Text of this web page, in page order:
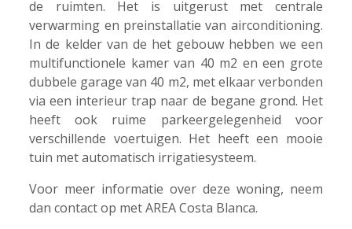
de ruimten. Het is uitgerust met centrale
verwarming en preinstallatie van airconditioning.
In de kelder van de het gebouw hebben we een
multifunctionele kamer van 40 m2 en een grote
dubbele garage van 40 m2, met elkaar verbonden
via een interieur trap naar de begane grond. Het
heeft ook ruime parkeergelegenheid voor
verschillende voertuigen. Het heeft een mooie
tuin met automatisch irrigatiesysteem.
Voor meer informatie over deze woning, neem
dan contact op met AREA Costa Blanca.